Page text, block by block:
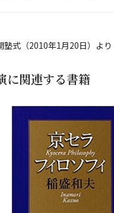
塾式（2010年1月20日）より
に関連する書籍